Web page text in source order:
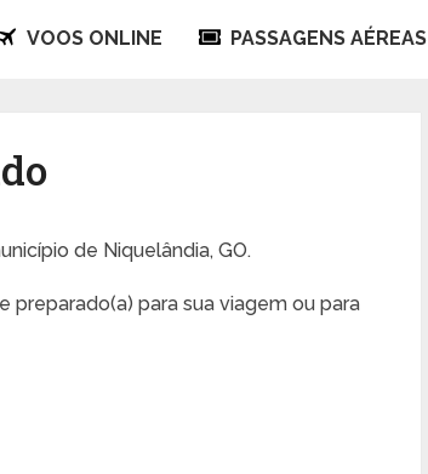
VOOS ONLINE PASSAGENS AÉREAS
de Niquelândia, GO.
preparado(a) para sua viagem ou para